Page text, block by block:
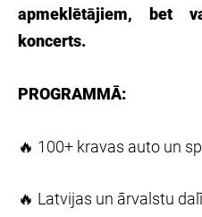
apmeklētājiem, bet
koncerts.
PROGRAMMĀ:
🔥 100+ kravas auto un
🔥 Latvijas un ārvalstu